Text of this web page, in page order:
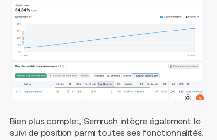
Bien plus complet, Semrush intègre également le
suivi de position parmi toutes ses fonctionnalités.